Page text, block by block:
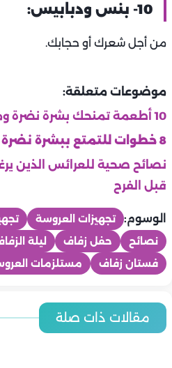
10- بنس ودبابيس:
من أجل شعرك أو حجابك.
موضوعات متعلقة:
10 أطعمة تمنحك بشرة نضرة ومذهلة قبل حفل الزفاف
8 خطوات للتمتع ببشرة نضرة في ليلة الزفاف
نصائح صحية للعرائس الذين
قبل الفرح
الوسوم: تجهيزات العروسة
نصائح
حفل زفاف ليلة
فستان زفاف
مستلزمات
مقالات ذات صلة
أفضل أوقات التصوير خلال اليوم
عرايس
كيف تختاران توقيت شهر العسل
عرايس
عرايس
عرايس